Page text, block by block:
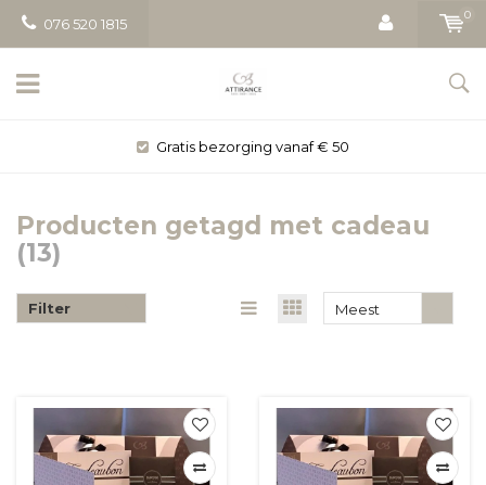
076 520 1815
0
Gratis bezorging vanaf € 50
Producten getagd met cadeau
(13)
Filter
Meest